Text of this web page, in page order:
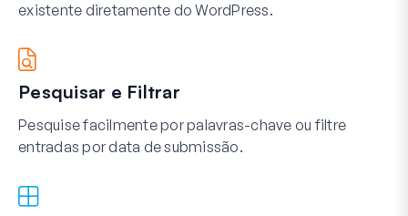
existente diretamente do WordPress.
Pesquisar e Filtrar
Pesquise facilmente por palavras-chave ou filtre
entradas por data de submissão.